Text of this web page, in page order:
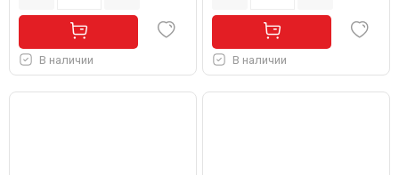
В наличии В наличии